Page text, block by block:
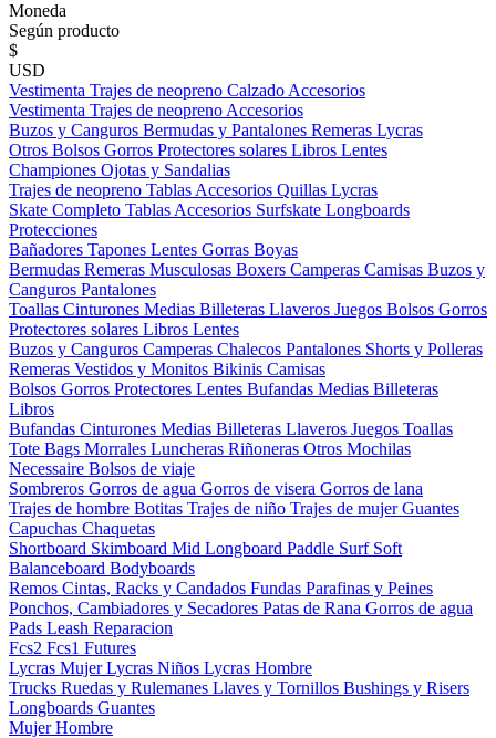
Moneda
Según producto
$
USD
Vestimenta Trajes de neopreno Calzado Accesorios
Vestimenta Trajes de neopreno Accesorios
Buzos y Canguros Bermudas y Pantalones Remeras Lycras
Otros Bolsos Gorros Protectores solares Libros Lentes
Championes Ojotas y Sandalias
Trajes de neopreno Tablas Accesorios Quillas Lycras
Skate Completo Tablas Accesorios Surfskate Longboards
Protecciones
Bañadores Tapones Lentes Gorras Boyas
Bermudas Remeras Musculosas Boxers Camperas Camisas Buzos y
Canguros Pantalones
Toallas Cinturones Medias Billeteras Llaveros Juegos Bolsos Gorros
Protectores solares Libros Lentes
Buzos y Canguros Camperas Chalecos Pantalones Shorts y Polleras
Remeras Vestidos y Monitos Bikinis Camisas
Bolsos Gorros Protectores Lentes Bufandas Medias Billeteras
Libros
Bufandas Cinturones Medias Billeteras Llaveros Juegos Toallas
Tote Bags Morrales Luncheras Riñoneras Otros Mochilas
Necessaire Bolsos de viaje
Sombreros Gorros de agua Gorros de visera Gorros de lana
Trajes de hombre Botitas Trajes de niño Trajes de mujerGuantes
Capuchas Chaquetas
Shortboard Skimboard Mid Longboard Paddle Surf Soft
Balanceboard Bodyboards
Remos Cintas, Racks y Candados Fundas Parafinas y Peines
Ponchos, Cambiadores y Secadores Patas de Rana Gorros de agua
Pads Leash Reparacion
Fcs2 Fcs1 Futures
Lycras MujerLycras Niños Lycras Hombre
Trucks Ruedas y Rulemanes Llaves y Tornillos Bushings y Risers
Longboards Guantes
MujerHombre